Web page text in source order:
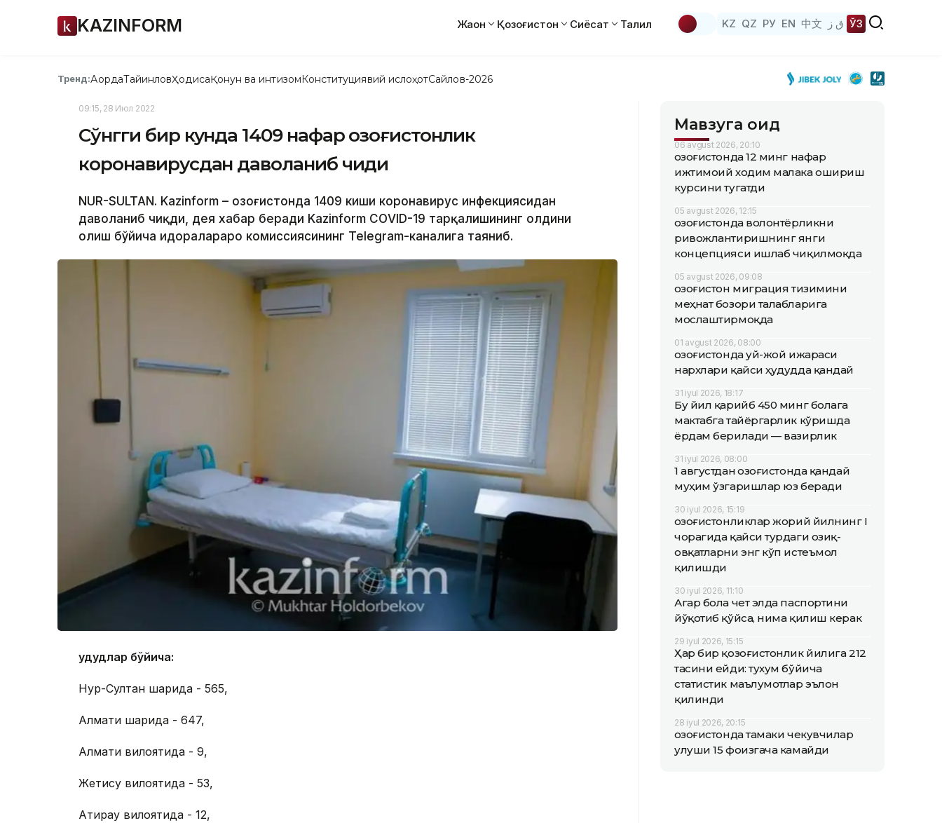
KAZINFORM Жаҳон Қозоғистон Сиёсат Таҳлил KZ QZ РУ EN 中文 ق ز ЎЗ
Тренд:АқордаТайинловҲодисаҚонун ва интизомКонституциявий ислоҳотСайлов-2026
09:15, 28 Июл 2022
Сўнгги бир кунда 1409 нафар қозоғистонлик
коронавирусдан даволаниб чиқди
NUR-SULTAN. Kazinform – Қозоғистонда 1409 киши коронавирус инфекциясидан
даволаниб чиқди, дея хабар беради Kazinform CОVID-19 тарқалишининг олдини
олиш бўйича идоралараро комиссиясининг Теlegram-каналига таяниб.
Ҳудудлар бўйича:
Нур-Султан шаҳрида - 565,
Алмати шаҳрида - 647,
Алмати вилоятида - 9,
Жетису вилоятида - 53,
Атирау вилоятида - 12,
Мавзуга оид
06 avgust 2026, 20:10
Қозоғистонда 12 минг нафар
ижтимоий ходим малака ошириш
курсини тугатди
05 avgust 2026, 12:15
Қозоғистонда волонтёрликни
ривожлантиришнинг янги
концепцияси ишлаб чиқилмоқда
05 avgust 2026, 09:08
Қозоғистон миграция тизимини
меҳнат бозори талабларига
мослаштирмоқда
01 avgust 2026, 08:00
Қозоғистонда уй-жой ижараси
нархлари қайси ҳудудда қандай
31 iyul 2026, 18:17
Бу йил қарийб 450 минг болага
мактабга тайёргарлик кўришда
ёрдам берилади — вазирлик
31 iyul 2026, 08:00
1 августдан Қозоғистонда қандай
муҳим ўзгаришлар юз беради
30 iyul 2026, 15:19
Қозоғистонликлар жорий йилнинг I
чорагида қайси турдаги озиқ-
овқатларни энг кўп истеъмол
қилишди
30 iyul 2026, 11:10
Агар бола чет элда паспортини
йўқотиб қўйса, нима қилиш керак
29 iyul 2026, 15:15
Ҳар бир қозоғистонлик йилига 212
тасини ейди: тухум бўйича
статистик маълумотлар эълон
қилинди
28 iyul 2026, 20:15
Қозоғистонда тамаки чекувчилар
улуши 15 фоизгача камайди